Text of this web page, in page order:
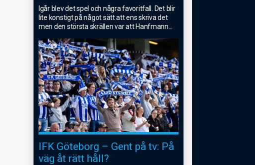
Igår blev det spel och några favoritfall. Det blir
lite konstigt på något sätt att ens skriva det
men den största skrällen var att Hanfmann...
IFK Göteborg – Gent på tv: På
väg åt rätt håll?